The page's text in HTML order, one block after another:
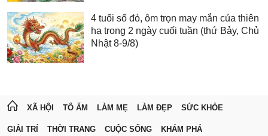
4 tuổi số đỏ, ôm trọn may mắn của thiên
hạ trong 2 ngày cuối tuần (thứ Bảy, Chủ
Nhật 8-9/8)
XÃ HỘI TỔ ẤM LÀM MẸ LÀM ĐẸP SỨC KHỎE
GIẢI TRÍ THỜI TRANG CUỘC SỐNG KHÁM PHÁ